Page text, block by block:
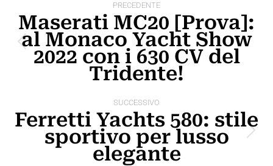
tra
post
PRECEDENTE
Post
precedente:
Maserati MC20 [Prova]:
al Monaco Yacht Show
2022 con i 630 CV del
Tridente!
SUCCESSIVO
Prossimo
post:
Ferretti Yachts 580: stile
sportivo per lusso
elegante